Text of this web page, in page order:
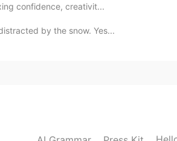
데confidence, creativit...
by the snow. Yes...